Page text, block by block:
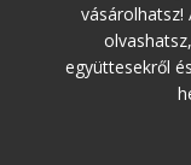
vásárolhatsz!
együttesekről